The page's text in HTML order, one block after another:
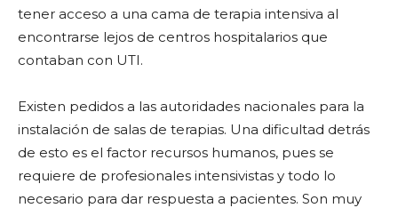
tener acceso a una cama de terapia intensiva al
encontrarse lejos de centros hospitalarios que
contaban con UTI.
Existen pedidos a las autoridades nacionales para la
instalación de salas de terapias. Una dificultad detrás
de esto es el factor recursos humanos, pues se
requiere de profesionales intensivistas y todo lo
necesario para dar respuesta a pacientes. Son muy